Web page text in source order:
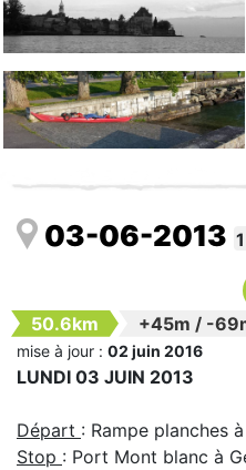
03-06-2013 1
50.6km +45m / -
mise à jour : 02 juin 2016
LUNDI 03 JUIN 2013
Départ : Rampe planches
Stop : Port Mont blanc à